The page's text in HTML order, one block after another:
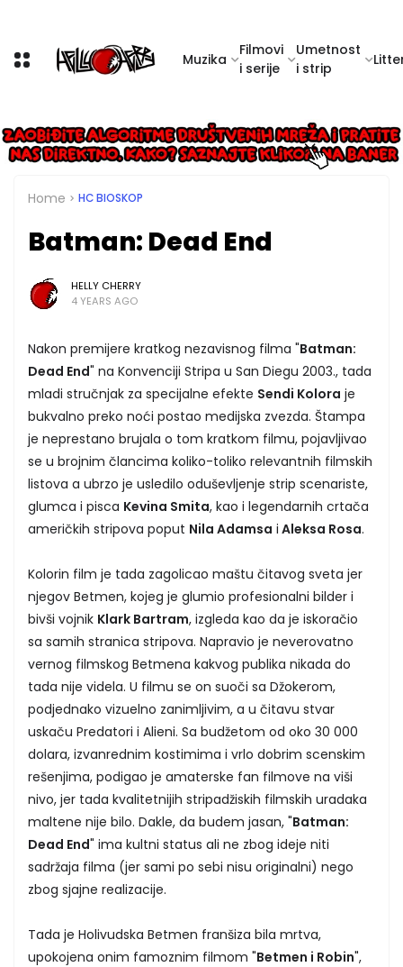
Muzika
Filmovi
i serije
Umetnost
i strip
Home HC BIOSKOP
Batman: Dead End
HELLY CHERRY
4 YEARS AGO
Nakon premijere kratkog nezavisnog filma "Batman:
Dead End" na Konvenciji Stripa u San Diegu 2003., tada
mladi stručnjak za specijalne efekte Sendi Kolora je
bukvalno preko noći postao medijska zvezda. Štampa
je neprestano brujala o tom kratkom filmu, pojavljivao
se u brojnim člancima koliko-toliko relevantnih filmskih
listova a ubrzo je usledilo oduševljenje strip scenariste,
glumca i pisca Kevina Smita, kao i legendarnih crtača
američkih stripova poput Nila Adamsa i Aleksa Rosa.
Kolorin film je tada zagolicao maštu čitavog sveta jer
njegov Betmen, kojeg je glumio profesionalni bilder i
bivši vojnik Klark Bartram, izgleda kao da je iskoračio
sa samih stranica stripova. Napravio je neverovatno
vernog filmskog Betmena kakvog publika nikada do
tada nije videla. U filmu se on suoči sa Džokerom,
podjednako vizuelno zanimljivim, a u čitavu stvar
uskaču Predatori i Alieni. Sa budžetom od oko 30 000
dolara, izvanrednim kostimima i vrlo dobrim scenskim
rešenjima, podigao je amaterske fan filmove na viši
nivo, jer tada kvalitetnijih stripadžiskih filmskih uradaka
maltene nije bilo. Dakle, da budem jasan, "Batman:
Dead End" ima kultni status ali ne zbog ideje niti
sadržaja filma (jer sami po sebi nisu originalni) nego
zbog sjajne realizacije.
Tada je Holivudska Betmen franšiza bila mrtva,
upokojena onim famoznim filmom "Betmen i Robin",